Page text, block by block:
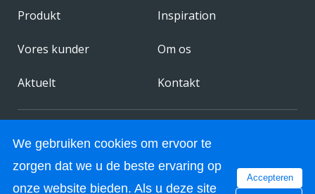
Produkt Inspiration
Vores kunder Om os
Aktuelt Kontakt
© 2026 FestivalChairs. All rights reserved.
We gebruiken cookies om ervoor te
zorgen dat we u de beste ervaring op
onze website bieden. Als u deze site
Accepteren